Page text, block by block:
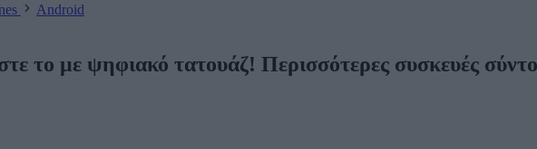
Android
το με ψηφιακό τατουάζ! Περισσότερες συσκευές